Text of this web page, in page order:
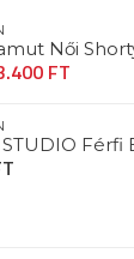
Női
FT
STUDIO Férfi